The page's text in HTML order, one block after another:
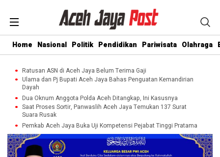
Home Nasional Politik Pendidikan Pariwisata Olahraga
Ratusan ASN di Aceh Jaya Belum Terima Gaji
Ulama dan Pj Bupati Aceh Jaya Bahas Penguatan Kemandirian
Dayah
Dua Oknum Anggota Polda Aceh Ditangkap, Ini Kasusnya
Saat Proses Sortir, Panwaslih Aceh Jaya Temukan 137 Surat
Suara Rusak
Pemkab Aceh Jaya Buka Uji Kompetensi Pejabat Tinggi Pratama